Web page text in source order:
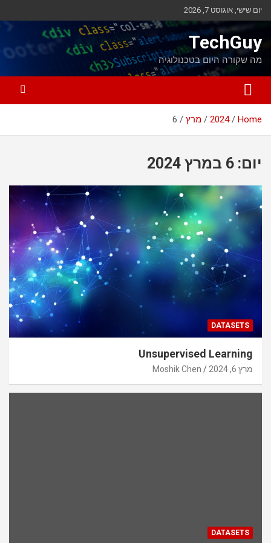
Skip
to
content
יום שישי, אוגוסט 7, 2026
TechGuy
מה שקורה היום בטכנולוגיה
Home
2024 מרץ 6
יום: 6 במרץ 2024
DATASETS
Unsupervised Learning
מרץ 6, 2024 Moshik Chen
DATASETS